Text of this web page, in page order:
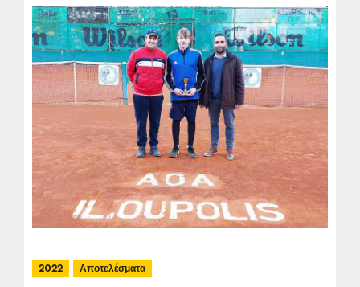
2022 Αποτελέσματα